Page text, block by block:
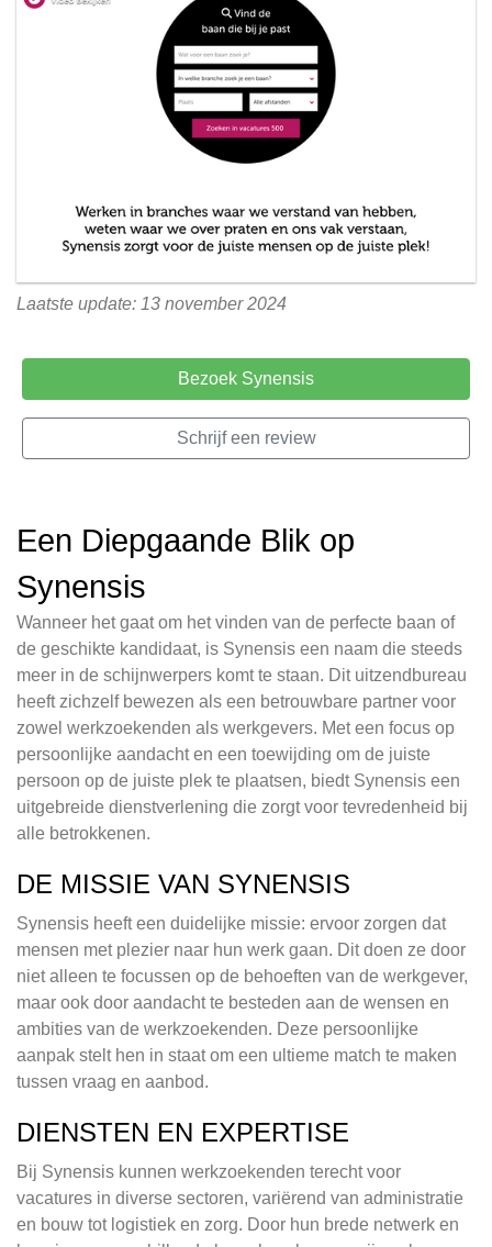
Laatste update: 13 november 2024
Bezoek Synensis
Schrijf een review
Een Diepgaande Blik op
Synensis
Wanneer het gaat om het vinden van de perfecte baan of
de geschikte kandidaat, is Synensis een naam die steeds
meer in de schijnwerpers komt te staan. Dit uitzendbureau
heeft zichzelf bewezen als een betrouwbare partner voor
zowel werkzoekenden als werkgevers. Met een focus op
persoonlijke aandacht en een toewijding om de juiste
persoon op de juiste plek te plaatsen, biedt Synensis een
uitgebreide dienstverlening die zorgt voor tevredenheid bij
alle betrokkenen.
DE MISSIE VAN SYNENSIS
Synensis heeft een duidelijke missie: ervoor zorgen dat
mensen met plezier naar hun werk gaan. Dit doen ze door
niet alleen te focussen op de behoeften van de werkgever,
maar ook door aandacht te besteden aan de wensen en
ambities van de werkzoekenden. Deze persoonlijke
aanpak stelt hen in staat om een ultieme match te maken
tussen vraag en aanbod.
DIENSTEN EN EXPERTISE
Bij Synensis kunnen werkzoekenden terecht voor
vacatures in diverse sectoren, variërend van administratie
en bouw tot logistiek en zorg. Door hun brede netwerk en